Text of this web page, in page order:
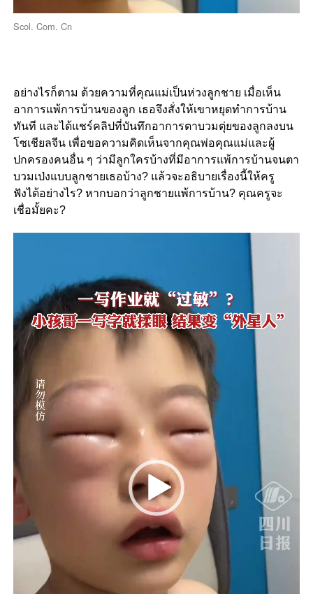
Scol. Com. Cn
อย่างไรก็ตาม ด้วยความที่คุณแม่เป็นห่วงลูกชาย เมื่อเห็น
อาการแพ้การบ้านของลูก เธอจึงสั่งให้เขาหยุดทำการบ้าน
ทันที และได้แชร์คลิปที่บันทึกอาการตาบวมตุ่ยของลูกลงบน
โซเชียลจีน เพื่อขอความคิดเห็นจากคุณพ่อคุณแม่และผู้
ปกครองคนอื่น ๆ ว่ามีลูกใครบ้างที่มีอาการแพ้การบ้านจนตา
บวมเป่งแบบลูกชายเธอบ้าง? แล้วจะอธิบายเรื่องนี้ให้ครู
ฟังได้อย่างไร? หากบอกว่าลูกชายแพ้การบ้าน? คุณครูจะ
เชื่อมั้ยคะ?